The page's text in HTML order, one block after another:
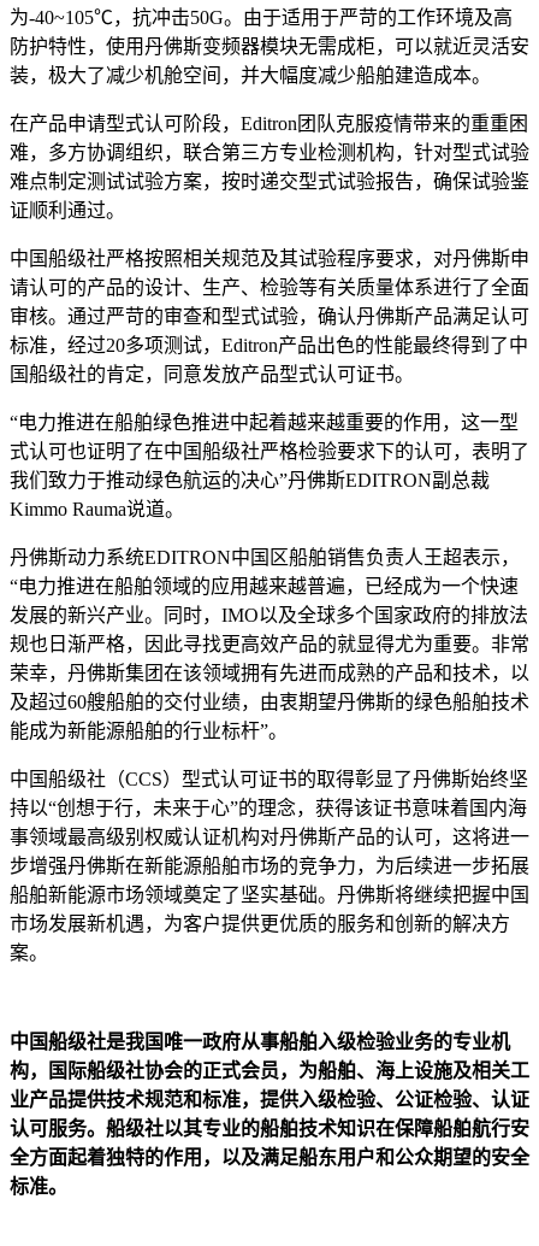
为-40~105℃，抗冲击50G。由于适用于严苛的工作环境及高
防护特性，使用丹佛斯变频器模块无需成柜，可以就近灵活安
装，极大了减少机舱空间，并大幅度减少船舶建造成本。
在产品申请型式认可阶段，Editron团队克服疫情带来的重重困
难，多方协调组织，联合第三方专业检测机构，针对型式试验
难点制定测试试验方案，按时递交型式试验报告，确保试验鉴
证顺利通过。
中国船级社严格按照相关规范及其试验程序要求，对丹佛斯申
请认可的产品的设计、生产、检验等有关质量体系进行了全面
审核。通过严苛的审查和型式试验，确认丹佛斯产品满足认可
标准，经过20多项测试，Editron产品出色的性能最终得到了中
国船级社的肯定，同意发放产品型式认可证书。
“电力推进在船舶绿色推进中起着越来越重要的作用，这一型
式认可也证明了在中国船级社严格检验要求下的认可，表明了
我们致力于推动绿色航运的决心”丹佛斯EDITRON副总裁
Kimmo Rauma说道。
丹佛斯动力系统EDITRON中国区船舶销售负责人王超表示，
“电力推进在船舶领域的应用越来越普遍，已经成为一个快速
发展的新兴产业。同时，IMO以及全球多个国家政府的排放法
规也日渐严格，因此寻找更高效产品的就显得尤为重要。非常
荣幸，丹佛斯集团在该领域拥有先进而成熟的产品和技术，以
及超过60艘船舶的交付业绩，由衷期望丹佛斯的绿色船舶技术
能成为新能源船舶的行业标杆”。
中国船级社（CCS）型式认可证书的取得彰显了丹佛斯始终坚
持以“创想于行，未来于心”的理念，获得该证书意味着国内海
事领域最高级别权威认证机构对丹佛斯产品的认可，这将进一
步增强丹佛斯在新能源船舶市场的竞争力，为后续进一步拓展
船舶新能源市场领域奠定了坚实基础。丹佛斯将继续把握中国
市场发展新机遇，为客户提供更优质的服务和创新的解决方
案。
中国船级社是我国唯一政府从事船舶入级检验业务的专业机
构，国际船级社协会的正式会员，为船舶、海上设施及相关工
业产品提供技术规范和标准，提供入级检验、公证检验、认证
认可服务。船级社以其专业的船舶技术知识在保障船舶航行安
全方面起着独特的作用，以及满足船东用户和公众期望的安全
标准。